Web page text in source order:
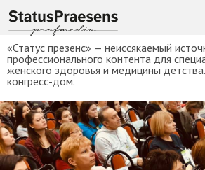
«Статус презенс» — неиссякаемый
профессионального контента для
женского здоровья и медицины
конгресс-дом.